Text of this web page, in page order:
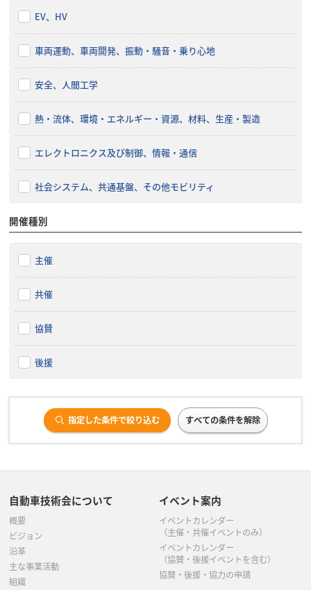
EV、HV
車両運動、車両開発、振動・騒音・乗り心地
安全、人間工学
熱・流体、環境・エネルギー・資源、材料、生産・製造
エレクトロニクス及び制御、情報・通信
社会システム、共通基盤、その他モビリティ
開催種別
主催
共催
協賛
後援
指定した条件で絞り込む すべての条件を解除
自動車技術会について
概要
ビジョン
沿革
主な事業活動
組織
イベント案内
イベントカレンダー
（主催・共催イベントのみ）
イベントカレンダー
（協賛・後援イベントを含む）
協賛・後援・協力の申請